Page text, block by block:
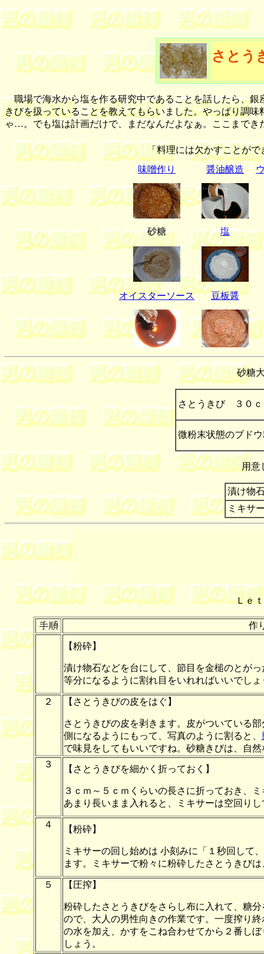
さとう
職場で海水から塩を作る研究中であることを話したら、銀
きびを扱っていることを教えてもらいました。やっぱり調
ゃ…。でも塩は計画だけで、まだなんだよなぁ。ここまでき
「料理には欠かすことが
味噌作り
醤油醸造
砂糖 塩
オイスターソース 豆板醤
砂糖
さとうきび ３０
微粉末状態のブド
用意
漬け物
ミキサ
Ｌｅ
作
【粉砕】
漬け物石などを台にして、節目を金槌のとがっ
等分になるように割れ目をいれればいいでしょ
２ 【さとうきびの皮をはぐ】
さとうきびの皮を剥きます。皮がついている
側になるようにもって、写真のように割ると、
で味見をしてもいいですね。砂糖きびは、自
３
【さとうきびを細かく折っておく】
３ｃｍ～５ｃｍくらいの長さに折っておき、
あまり長いまま入れると、ミキサーは空回り
４ 【粉砕】
ミキサーの回し始めは 小刻みに「１秒回して
ます。
ミキサーで粉々に粉砕したさとうきび
５ 【圧搾】
粉砕したさとうきびをさらし布に入れて、糖
ので、大人の男性向きの作業です。一度搾り
の水を加え、かすをこね合わせてから２番し
しょう。